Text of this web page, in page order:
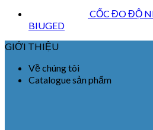
CỐC ĐO ĐỘ
BIUGED
GIỚI THIỆU
Về chúng tôi
Catalogue sản phẩm